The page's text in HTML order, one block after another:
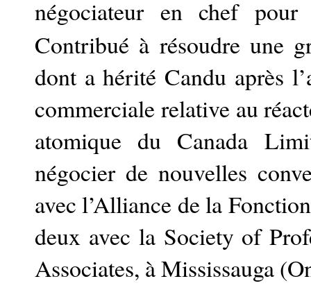
négociateur en chef
Contribué à résoudre une
dont a hérité Candu après
commerciale relative au
atomique du Canada
négocier de nouvelles
avec l’Alliance de la
deux avec la Society of
Associates, à Mississauga